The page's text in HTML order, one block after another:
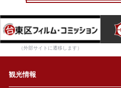
（外部サイトに遷移します）
観光情報